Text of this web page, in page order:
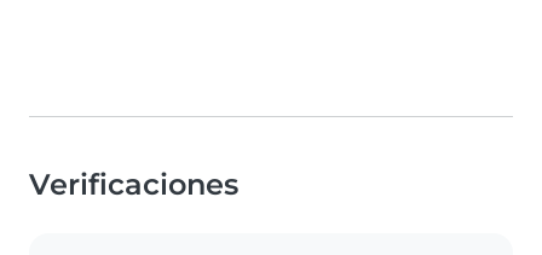
Verificaciones